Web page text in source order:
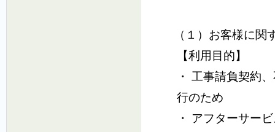
（１）お客様に関
【利用目的】
・ 工事請負契約
行のため
・ アフターサー